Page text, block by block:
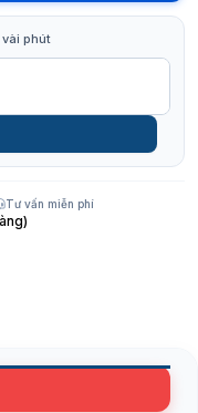
phút
Tư vấn miễn phí